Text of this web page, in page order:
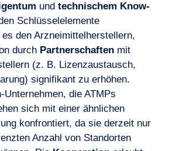
und technischem Know-
Schlüsselelemente
den Arzneimittelherstellern,
durch Partnerschaftenmit
(z. B. Lizenzaustausch,
signifikant zu erhöhen.
Unternehmen, die ATMPs
sich mit einer ähnlichen
konfrontiert, da sie derzeit nur
Anzahl von Standorten